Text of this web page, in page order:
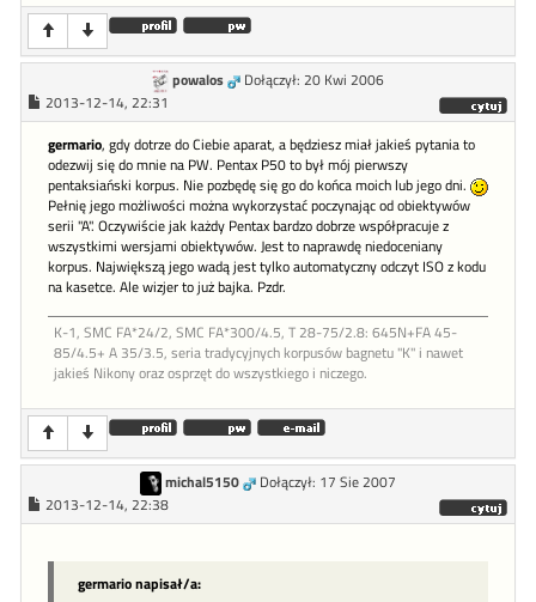
powalos
Dołączył: 20 Kwi 2006
2013-12-14, 22:31
germario, gdy dotrze do Ciebie aparat, a będziesz miał jakieś pytania to
odezwij się do mnie na PW. Pentax P50 to był mój pierwszy
pentaksiański korpus. Nie pozbędę się go do końca moich lub jego dni.
Pełnię jego możliwości można wykorzystać poczynając od obiektywów
serii "A". Oczywiście jak każdy Pentax bardzo dobrze współpracuje z
wszystkimi wersjami obiektywów. Jest to naprawdę niedoceniany
korpus. Największą jego wadą jest tylko automatyczny odczyt ISO z kodu
na kasetce. Ale wizjer to już bajka. Pzdr.
K-1, SMC FA*24/2, SMC FA*300/4.5, T 28-75/2.8: 645N+FA 45-
85/4.5+ A 35/3.5, seria tradycyjnych korpusów bagnetu "K" i nawet
jakieś Nikony oraz osprzęt do wszystkiego i niczego.
michal5150
Dołączył: 17 Sie 2007
2013-12-14, 22:38
germario napisał/a: